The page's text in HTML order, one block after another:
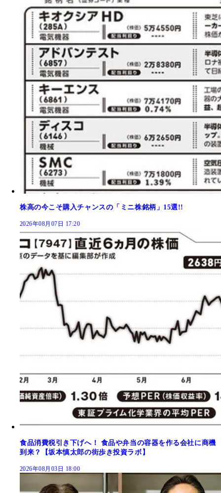
株高の今こそ購入チャンスの「ミニ株銘柄」15選!!
2026年08月07日 17:20
食品消費税引き下げへ！ 食品や弁当の容器を作る会社に商機
到来？【坂本慎太郎の街歩き投資ラボ】
2026年08月03日 18:00